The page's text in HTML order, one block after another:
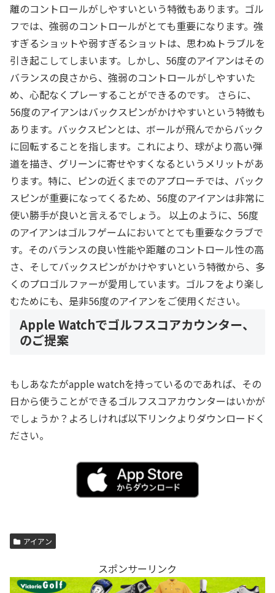
離のコントロールがしやすいという特徴もあります。ゴル
フでは、強弱のコントロールがとても重要になります。強
すぎるショットや弱すぎるショットは、思わぬトラブルを
引き起こしてしまいます。しかし、56度のアイアンはその
バランスの良さから、強弱のコントロールがしやすいた
め、心配なくプレーすることができるのです。 さらに、
56度のアイアンはバックスピンがかけやすいという特徴も
あります。バックスピンとは、ボールが飛んでからバック
に回転することを指します。これにより、球がより高い弾
道を描き、グリーンに寄せやすくなるというメリットがあ
ります。特に、ピンの近くまでのアプローチでは、バック
スピンが重要になってくるため、56度のアイアンは非常に
使い勝手が良いと言えるでしょう。 以上のように、56度
のアイアンはゴルフゲームにおいてとても重要なクラブで
す。そのバランスの良い性能や距離のコントロール性の高
さ、そしてバックスピンがかけやすいという特徴から、多
くのプロゴルファーが愛用しています。ゴルフをより楽し
むためにも、是非56度のアイアンをご使用ください。
Apple Watchでゴルフスコアカウンター、
のご提案
もしあなたがapple watchを持っているのであれば、その
日から使うことができるゴルフスコアカウンターはいかが
でしょうか？よろしければ以下リンクよりダウンロードく
ださい。
アイアン
スポンサーリンク